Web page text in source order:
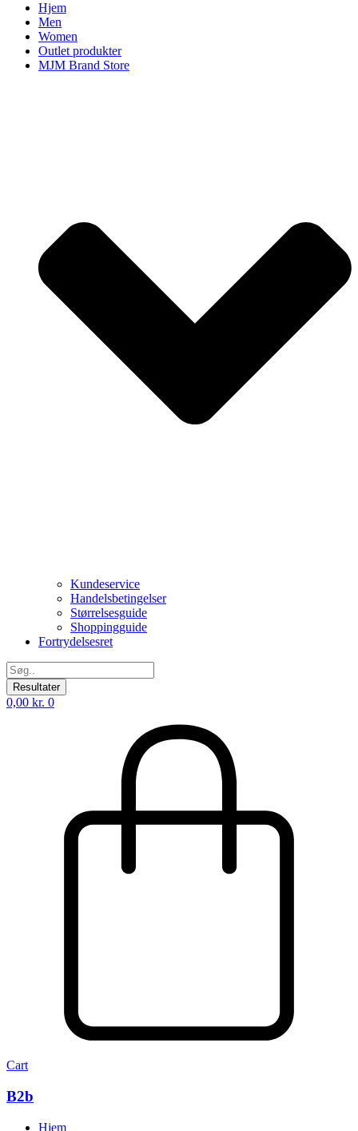
Hjem
Men
Women
Outlet produkter
MJM Brand Store
Kundeservice
Handelsbetingelser
Størrelsesguide
Shoppingguide
Fortrydelsesret
Search
...Resultater
0,00 kr. 0
Cart
B2b
Hjem